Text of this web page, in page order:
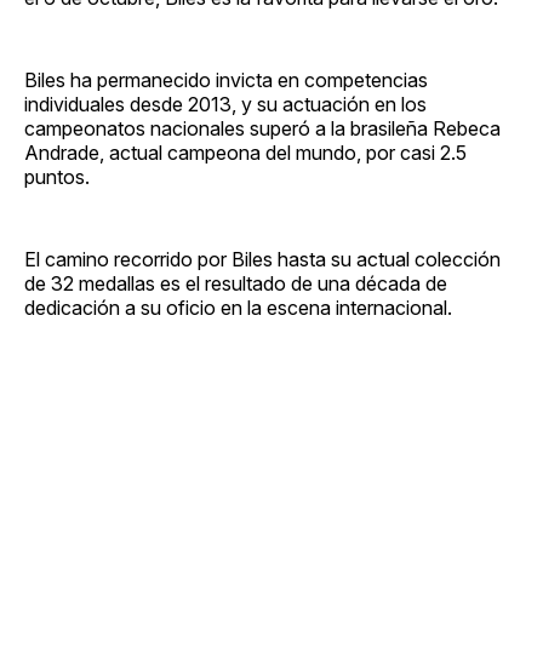
Biles ha permanecido invicta en competencias
individuales desde 2013, y su actuación en los
campeonatos nacionales superó a la brasileña Rebeca
Andrade, actual campeona del mundo, por casi 2.5
puntos.
El camino recorrido por Biles hasta su actual colección
de 32 medallas es el resultado de una década de
dedicación a su oficio en la escena internacional.